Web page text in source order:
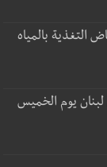
التغذية بالمياه
لبنان يوم الخميس